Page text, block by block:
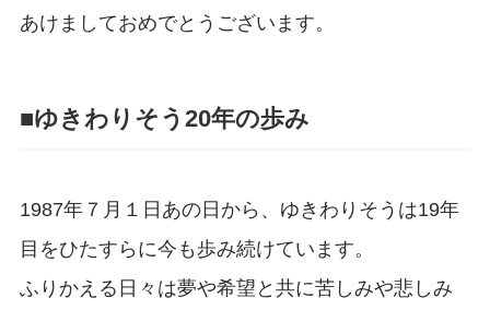
あけましておめでとうございます。
■ゆきわりそう20年の歩み
1987年７月１日あの日から、ゆきわりそうは19年
目をひたすらに今も歩み続けています。
ふりかえる日々は夢や希望と共に苦しみや悲しみ